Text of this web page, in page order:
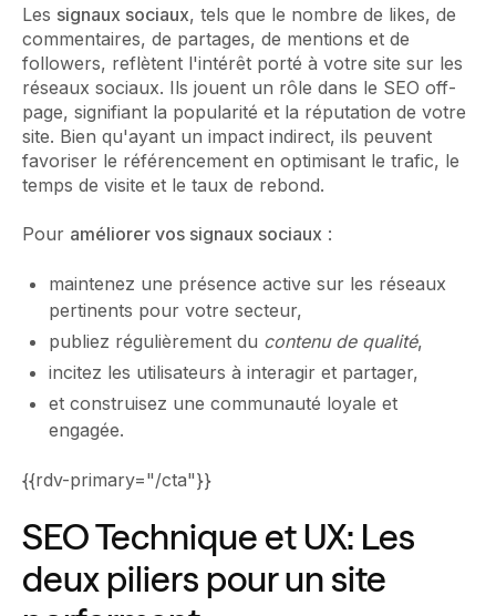
Les signaux sociaux, tels que le nombre de likes, de
commentaires, de partages, de mentions et de
followers, reflètent l'intérêt porté à votre site sur les
réseaux sociaux. Ils jouent un rôle dans le SEO off-
page, signifiant la popularité et la réputation de votre
site. Bien qu'ayant un impact indirect, ils peuvent
favoriser le référencement en optimisant le trafic, le
temps de visite et le taux de rebond.
Pour améliorer vos signaux sociaux :
maintenez une présence active sur les réseaux
pertinents pour votre secteur,
publiez régulièrement du contenu de qualité,
incitez les utilisateurs à interagir et partager,
et construisez une communauté loyale et
engagée.
{{rdv-primary="/cta"}}
SEO Technique et UX: Les
deux piliers pour un site